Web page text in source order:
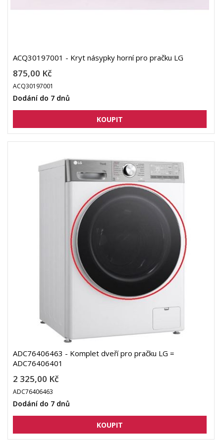
ACQ30197001 - Kryt násypky horní pro pračku LG
875,00 Kč
ACQ30197001
Dodání do 7 dnů
ADC76406463 - Komplet dveří pro pračku LG =
ADC76406401
2 325,00 Kč
ADC76406463
Dodání do 7 dnů